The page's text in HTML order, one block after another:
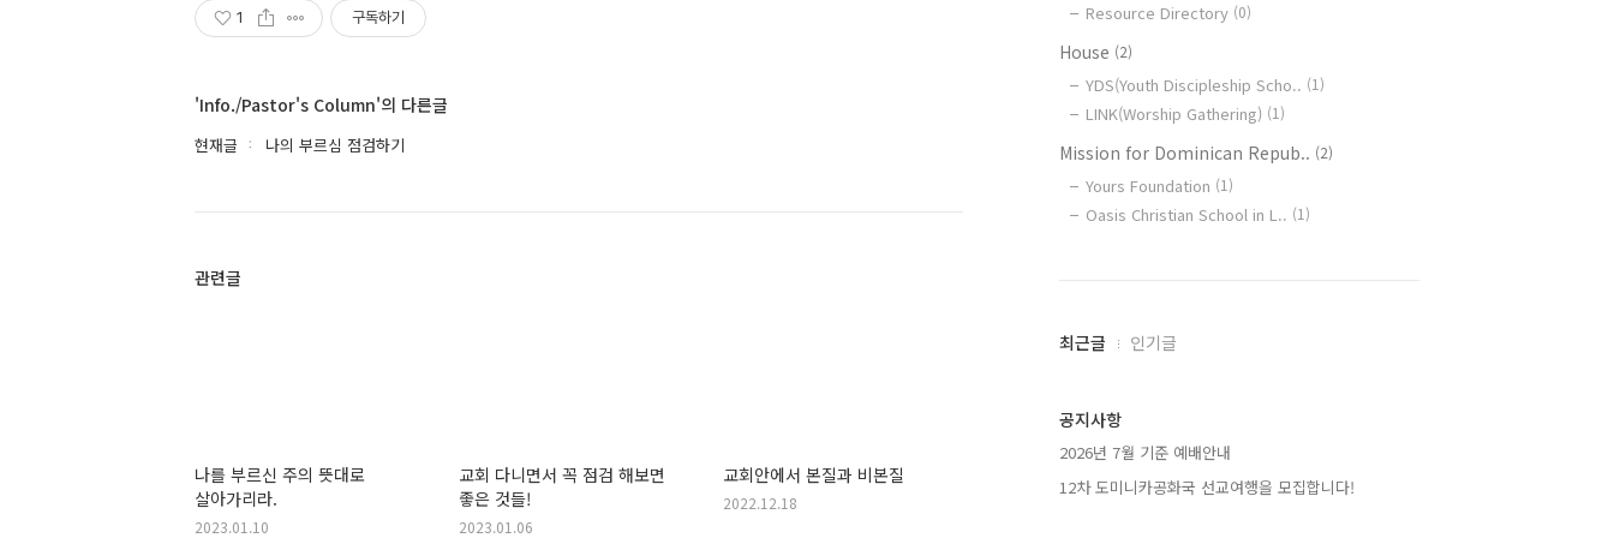
1 구독하기
'Info./Pastor's Column'의 다른글
현재글 나의 부르심 점검하기
관련글
나를 부르신 주의 뜻대로
살아가리라.
2023.01.10
교회 다니면서 꼭 점검 해보면
좋은 것들!
2023.01.06
교회안에서 본질과 비본질
2022.12.18
Resource Directory (0)
House (2)
YDS(Youth Discipleship Scho.. (1)
LINK(Worship Gathering) (1)
Mission for Dominican Repub.. (2)
Yours Foundation (1)
Oasis Christian School in L.. (1)
최
과
기
글
최근글 인기글
공지사항
2026년 7월 기준 예배안내
12차 도미니카공화국 선교여행을 모집합니다!